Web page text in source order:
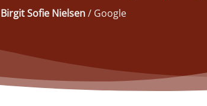
Birgit Sofie Nielsen / Google